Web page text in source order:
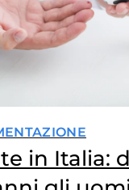
in Italia: